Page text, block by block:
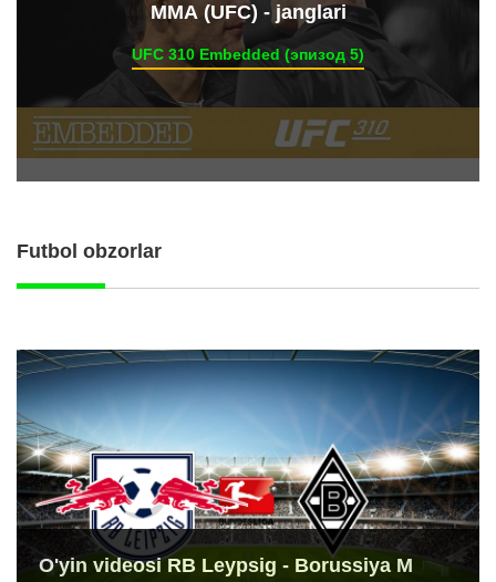
ММА (UFC) - janglari
UFC 310 Embedded (эпизод 5)
Futbol obzorlar
O'yin videosi RB Leypsig - Borussiya M